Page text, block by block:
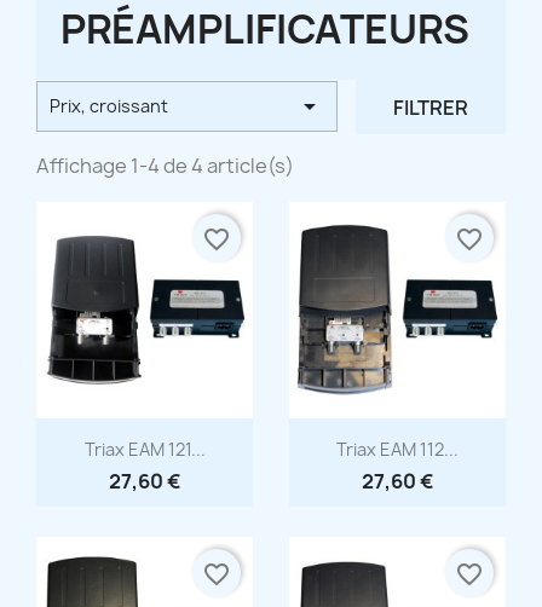
PRÉAMPLIFICATEURS
Prix, croissant  FILTRER
Affichage 1-4 de 4 article(s)
Aperçu rapide
Triax EAM 121...
27,60 €
favorite_border
Aperçu rapide
Triax EAM 112...
27,60 €
favorite_border
favorite_border favorite_border